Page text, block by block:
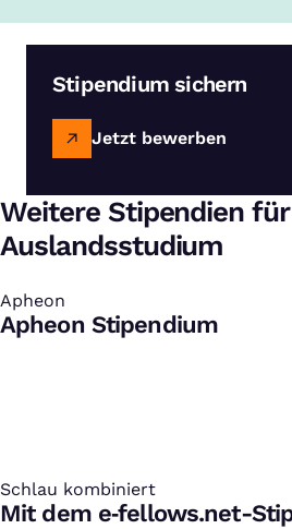
Stipendium sichern
Jetzt bewerben
Weitere Stipendien
Auslandsstudium
Apheon
:
Apheon Stipendium
Schlau kombiniert
:
Mit dem e‑fellows.net-